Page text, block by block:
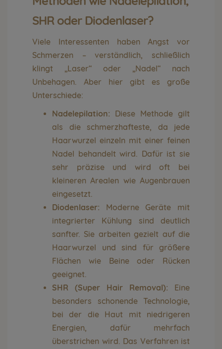
SHR oder Diodenlaser?
Viele Interessenten haben Angst vor
Schmerzen – verständlich, schließlich
klingt „Laser“ oder „Nadel“ nach
Unbehagen. Aber hier gibt es große
Unterschiede:
Nadelepilation: Diese Methode gilt
als die schmerzhafteste, da jede
Haarwurzel einzeln mit einer feinen
Nadel behandelt wird. Dafür ist sie
sehr präzise und wird oft bei
kleineren Arealen wie Augenbrauen
eingesetzt.
Diodenlaser: Moderne Geräte mit
integrierter Kühlung sind deutlich
sanfter. Sie arbeiten gezielt auf die
Haarwurzel und sind für größere
Flächen wie Beine oder Rücken
geeignet.
SHR (Super Hair Removal): Eine
besonders schonende Technologie,
bei der die Haut mit niedrigeren
Energien, dafür mehrfach
überstrichen wird. Das Verfahren ist